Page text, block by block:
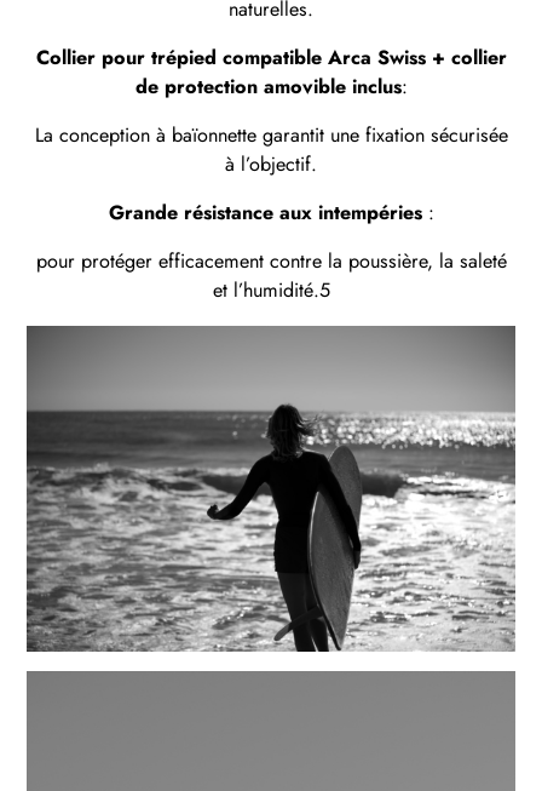
naturelles.
Collier pour trépied compatible Arca Swiss + collier
de protection amovible inclus:
La conception à baïonnette garantit une fixation sécurisée
à l’objectif.
Grande résistance aux intempéries:
pour protéger efficacement contre la poussière, la saleté
et l’humidité.5